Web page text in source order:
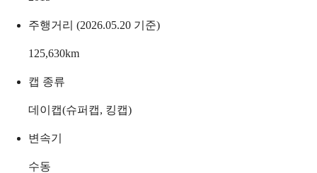
주행거리 (2026.05.20 기준)
125,630km
캡 종류
데이캡(슈퍼캡, 킹캡)
변속기
수동